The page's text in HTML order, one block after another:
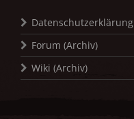
Datenschutzerklärung
Forum (Archiv)
Wiki (Archiv)